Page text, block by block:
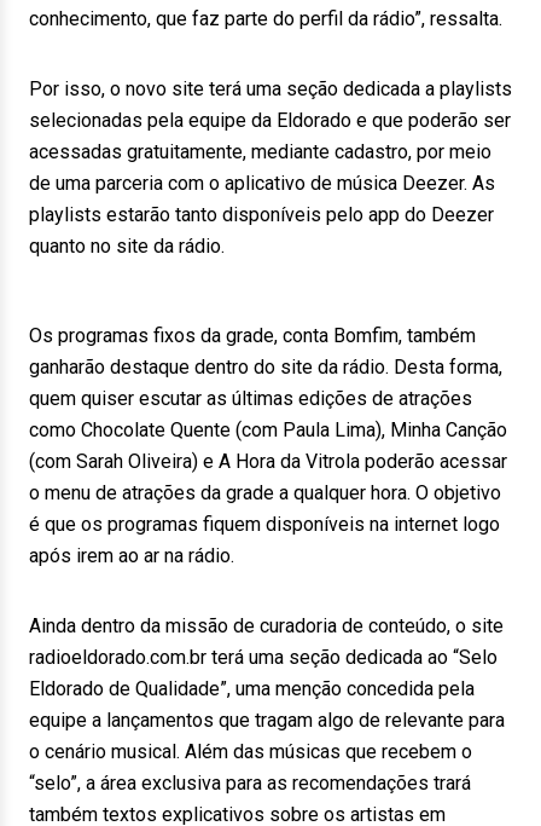
conhecimento, que faz parte do perfil da rádio”, ressalta.
Por isso, o novo site terá uma seção dedicada a playlists
selecionadas pela equipe da Eldorado e que poderão ser
acessadas gratuitamente, mediante cadastro, por meio
de uma parceria com o aplicativo de música Deezer. As
playlists estarão tanto disponíveis pelo app do Deezer
quanto no site da rádio.
Os programas fixos da grade, conta Bomfim, também
ganharão destaque dentro do site da rádio. Desta forma,
quem quiser escutar as últimas edições de atrações
como Chocolate Quente (com Paula Lima), Minha Canção
(com Sarah Oliveira) e A Hora da Vitrola poderão acessar
o menu de atrações da grade a qualquer hora. O objetivo
é que os programas fiquem disponíveis na internet logo
após irem ao ar na rádio.
Ainda dentro da missão de curadoria de conteúdo, o site
radioeldorado.com.br terá uma seção dedicada ao “Selo
Eldorado de Qualidade”, uma menção concedida pela
equipe a lançamentos que tragam algo de relevante para
o cenário musical. Além das músicas que recebem o
“selo”, a área exclusiva para as recomendações trará
também textos explicativos sobre os artistas em